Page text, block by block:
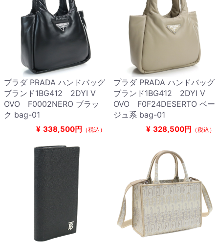
プラダ PRADA ハンドバッグ
ブランド1BG412 2DYI V
OVO F0002NERO ブラッ
ク bag-01
¥ 338,500円 （税込）
プラダ PRADA ハンドバッグ
ブランド1BG412 2DYI V
OVO F0F24DESERTO ベー
ジュ系 bag-01
¥ 328,500円 （税込）